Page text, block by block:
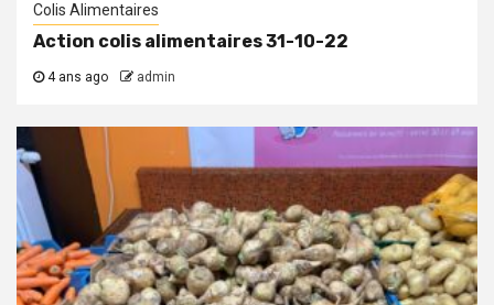
Colis Alimentaires
Action colis alimentaires 31-10-22
4 ans ago admin